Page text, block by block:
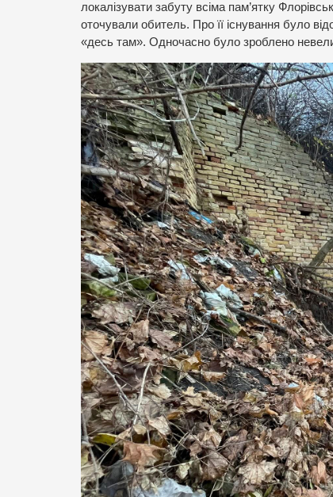
локалізувати забуту всіма пам’ятку
оточували обитель. Про її існування було
«десь там». Одночасно було зроблено